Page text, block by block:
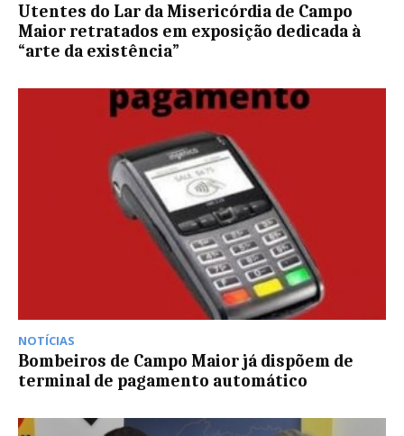
Utentes do Lar da Misericórdia de Campo
Maior retratados em exposição dedicada à
“arte da existência”
NOTÍCIAS
Bombeiros de Campo Maior já dispõem de
terminal de pagamento automático